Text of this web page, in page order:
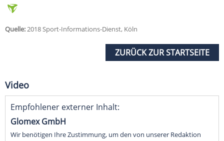
Quelle:2018 Sport-Informations-Dienst, Köln
ZURÜCK ZUR STARTSEITE
Video
Empfohlener externer Inhalt:
Glomex GmbH
Wir benötigen Ihre Zustimmung, um den von unserer Redaktion